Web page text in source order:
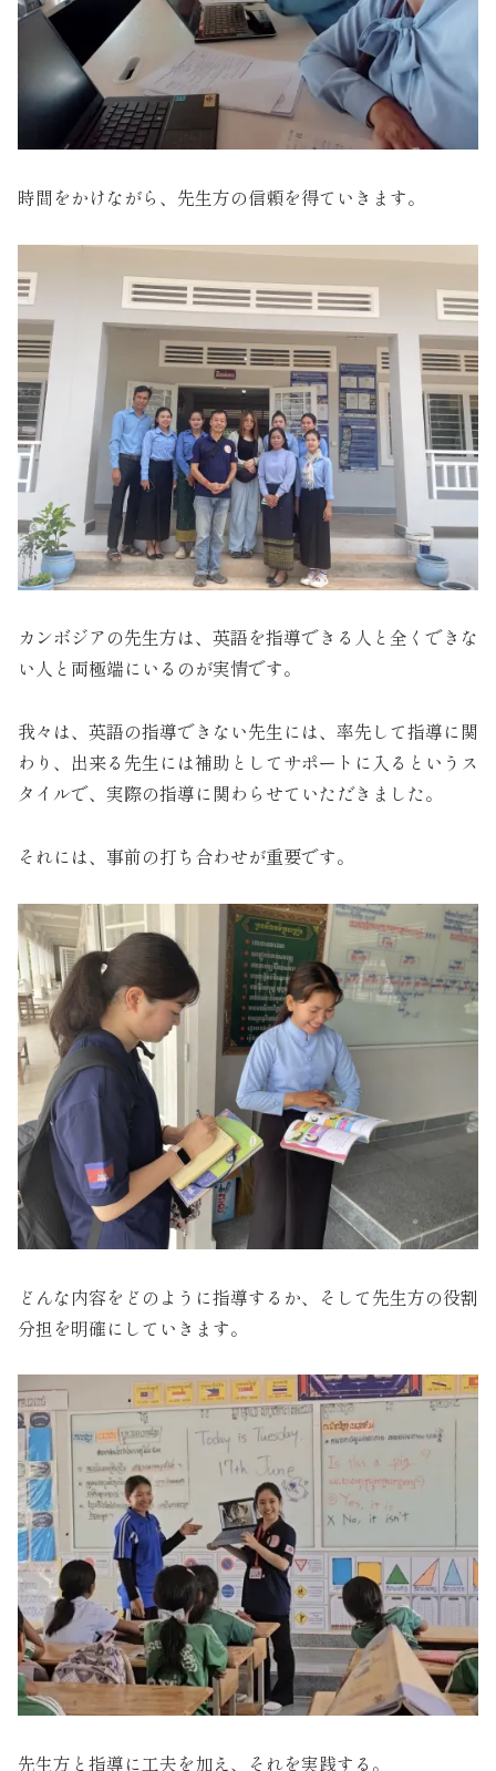
時間をかけながら、先生方の信頼を得ていきます。
カンボジアの先生方は、英語を指導できる人と全くできな
い人と両極端にいるのが実情です。
我々は、英語の指導できない先生には、率先して指導に関
わり、出来る先生には補助としてサポートに入るというス
タイルで、実際の指導に関わらせていただきました。
それには、事前の打ち合わせが重要です。
どんな内容をどのように指導するか、そして先生方の役割
分担を明確にしていきます。
先生方と指導に工夫を加え、それを実践する。